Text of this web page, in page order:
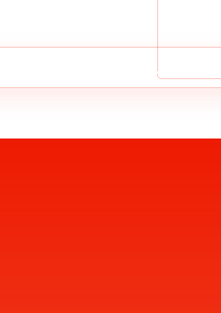
استریچر بیمارستان آبی